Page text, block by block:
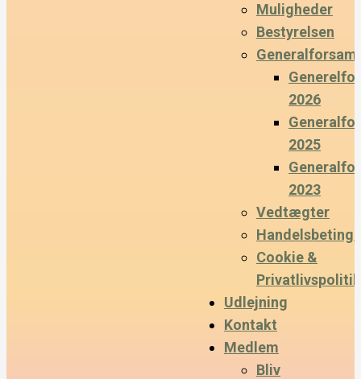
Muligheder
Bestyrelsen
2026
2025
2023
Vedtægter
Cookie &
Privatlivspolitik
Udlejning
Kontakt
Medlem
Bliv